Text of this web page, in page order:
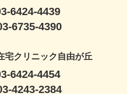
6424-4439
6735-4390
宅クリニック自由が丘
6424-4454
4243-2384